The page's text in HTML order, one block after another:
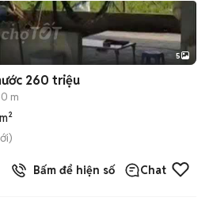
5
260 triệu
m
Bấm để hiện số Chat